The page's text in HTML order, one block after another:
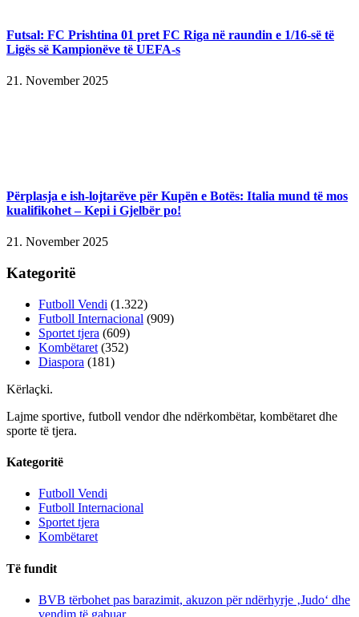
Futsal: FC Prishtina 01 pret FC Riga në raundin e 1/16-së të
Ligës së Kampionëve të UEFA-s
21. November 2025
Përplasja e ish-lojtarëve për Kupën e Botës: Italia mund të mos
kualifikohet – Kepi i Gjelbër po!
21. November 2025
Kategoritë
Futboll Vendi (1.322)
Futboll Internacional (909)
Sportet tjera (609)
Kombëtaret (352)
Diaspora (181)
Kërlaçki.
Lajme sportive, futboll vendor dhe ndërkombëtar, kombëtaret dhe
sporte të tjera.
Kategoritë
Futboll Vendi
Futboll Internacional
Sportet tjera
Kombëtaret
Të fundit
BVB tërbohet pas barazimit, akuzon për ndërhyrje ‚Judo‘ dhe
vendim të gabuar